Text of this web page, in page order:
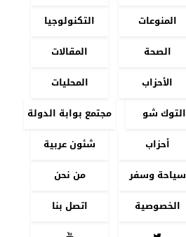
المنوعات
التكنولوجيا
الصحة
المقالات
الأحزاب
المحليات
التوك شو
مجتمع بوابة الدولة
أحزاب
شئون عربية
سياحة وسفر
من نحن
الخصوصية
اتصل بنا